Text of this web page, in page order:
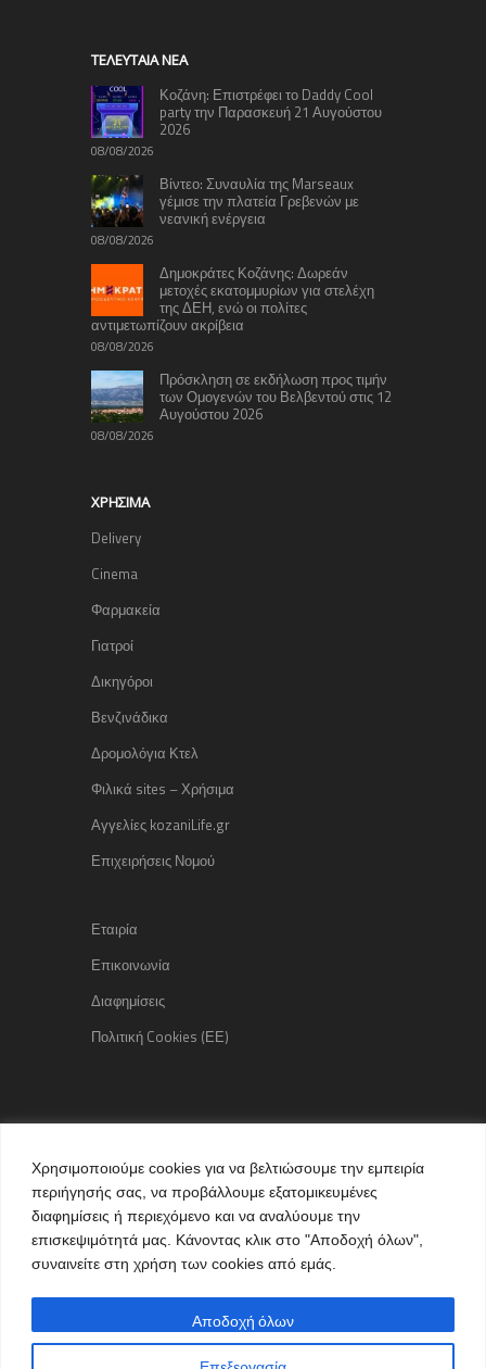
Χρησιμοποιούμε cookies για να βελτιώσουμε την εμπειρία
περιήγησής σας, να προβάλλουμε εξατομικευμένες
διαφημίσεις ή περιεχόμενο και να αναλύουμε την
επισκεψιμότητά μας. Κάνοντας κλικ στο "Αποδοχή όλων",
συναινείτε στη χρήση των cookies από εμάς.
Αποδοχή όλων
TΕΛΕΥΤΑΊΑ ΝΈΑ
Κοζάνη: Επιστρέφει το Daddy Cool
party την Παρασκευή 21 Αυγούστου
2026
08/08/2026
Βίντεο: Συναυλία της Marseaux
γέμισε την πλατεία Γρεβενών με
νεανική ενέργεια
08/08/2026
Δημοκράτες Κοζάνης: Δωρεάν
μετοχές εκατομμυρίων για στελέχη
της ΔΕΗ, ενώ οι πολίτες
αντιμετωπίζουν ακρίβεια
08/08/2026
Πρόσκληση σε εκδήλωση προς τιμήν
των Ομογενών του Βελβεντού στις 12
Αυγούστου 2026
08/08/2026
ΧΡΉΣΙΜΑ
Delivery
Cinema
Φαρμακεία
Γιατροί
Δικηγόροι
Βενζινάδικα
Δρομολόγια Κτελ
Φιλικά sites – Χρήσιμα
Αγγελίες kozaniLife.gr
Επιχειρήσεις Νομού
Εταιρία
Επικοινωνία
Διαφημίσεις
Πολιτική Cookies (ΕΕ)
Copyright © 2015 kozaniLife.gr
All Rights reserved
Internet Services & Advertisement
by kozaniLife.gr